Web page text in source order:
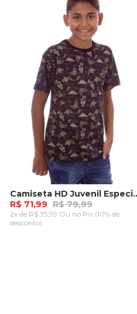
Camiseta HD
R$ 71,99 R$ 79,99
2x de R$ 35,99 Ou no Pix (10% de
desconto)